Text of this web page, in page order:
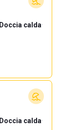
Doccia calda·
Doccia calda·